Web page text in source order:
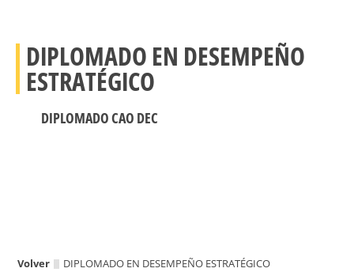
DIPLOMADO EN DESEMPEÑO
ESTRATÉGICO
DIPLOMADO CAO DEC
Volver DIPLOMADO EN DESEMPEÑO ESTRATÉGICO